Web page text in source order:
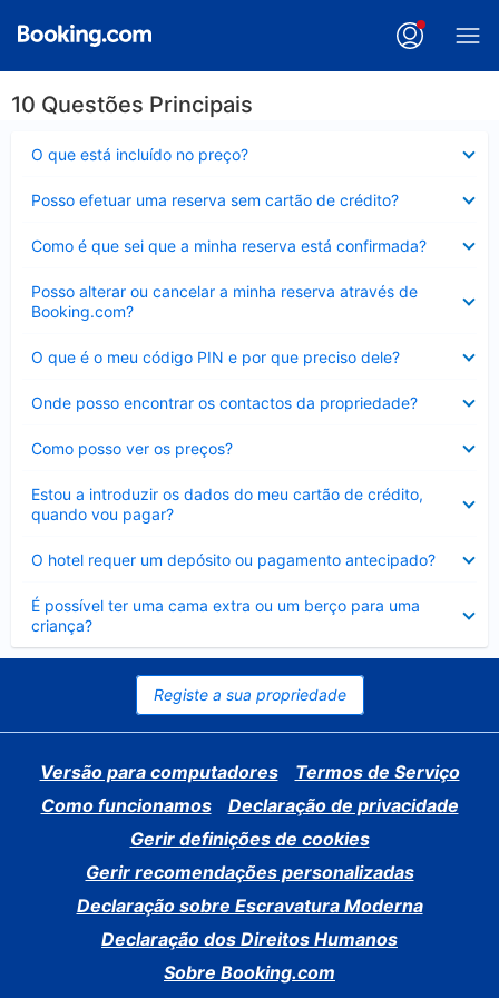
10 Questões Principais
O que está incluído no preço?
fechado
Posso efetuar uma reserva sem cartão de crédito?
fechado
Como é que sei que a minha reserva está confirmada?
fechado
Posso alterar ou cancelar a minha reserva através de
Booking.com?
fechado
O que é o meu código PIN e por que preciso dele?
fechado
Onde posso encontrar os contactos da propriedade?
fechado
Como posso ver os preços?
fechado
Estou a introduzir os dados do meu cartão de crédito,
quando vou pagar?
fechado
O hotel requer um depósito ou pagamento antecipado?
fechado
É possível ter uma cama extra ou um berço para uma
criança?
Elemento
fechado
Registe a sua propriedade
Versão para computadores
Termos de Serviço
Como funcionamos
Declaração de privacidade
Gerir definições de cookies
Gerir recomendações personalizadas
Declaração sobre Escravatura Moderna
Declaração dos Direitos Humanos
Sobre Booking.com